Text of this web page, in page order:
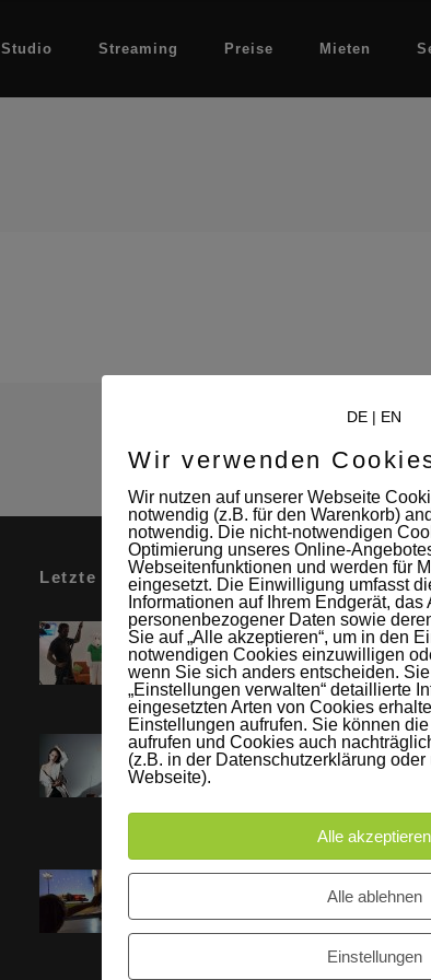
Studio Streaming Preise Mieten
Letzte Beiträge
60 Jahre WG UNITAS eG
[Scholz & Heinz]
9. Oktober 2017
FLAMINGOCAT Premium
Collection [Susann
Jehnichen]
Es regnet im Studio [Sons Of
5. Juli 2017
DE | EN
Wir verwenden
Wir nutzen auf unserer Webseite
notwendig (z.B. für den Warenkorb)
notwendig. Die nicht-notwendigen
Optimierung unseres Online-
Webseitenfunktionen und werden für
eingesetzt. Die Einwilligung umfasst
Informationen auf Ihrem Endgerät, das
personenbezogener Daten sowie
Sie auf „Alle akzeptieren“, um in den
notwendigen Cookies einzuwilligen
wenn Sie sich anders entscheiden.
„Einstellungen verwalten“ detaillierte
eingesetzten Arten von Cookies
Einstellungen aufrufen. Sie können
aufrufen und Cookies auch
(z.B. in der Datenschutzerklärung
Webseite).
Alle akzeptieren
Alle ablehnen
Einstellungen